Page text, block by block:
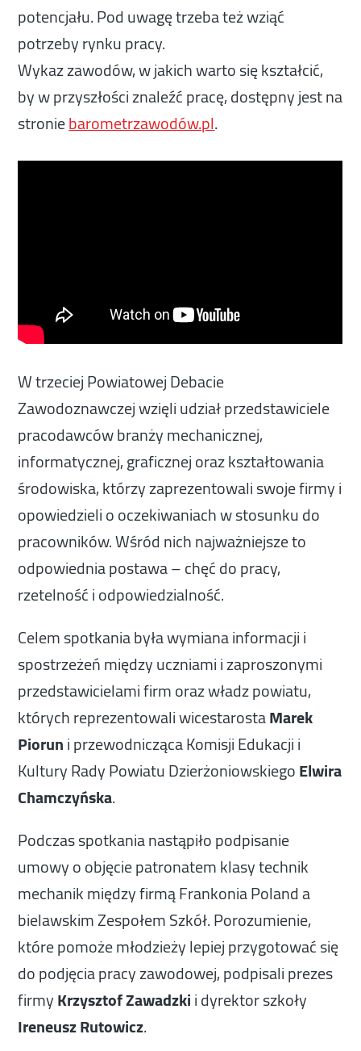
potencjału. Pod uwagę trzeba też wziąć
potrzeby rynku pracy.
Wykaz zawodów, w jakich warto się kształcić,
by w przyszłości znaleźć pracę, dostępny jest na
stroniebarometrzawodów.pl.
W trzeciej Powiatowej Debacie
Zawodoznawczej wzięli udział przedstawiciele
pracodawców branży mechanicznej,
informatycznej, graficznej oraz kształtowania
środowiska, którzy zaprezentowali swoje firmy i
opowiedzieli o oczekiwaniach w stosunku do
pracowników. Wśród nich najważniejsze to
odpowiednia postawa – chęć do pracy,
rzetelność i odpowiedzialność.
Celem spotkania była wymiana informacji i
spostrzeżeń między uczniami i zaproszonymi
przedstawicielami firm oraz władz powiatu,
których reprezentowali wicestarostaMarek
Pioruni przewodnicząca Komisji Edukacji i
Kultury Rady Powiatu DzierżoniowskiegoElwira
Chamczyńska.
Podczas spotkania nastąpiło podpisanie
umowy o objęcie patronatem klasy technik
mechanik między firmą Frankonia Poland a
bielawskim Zespołem Szkół. Porozumienie,
które pomoże młodzieży lepiej przygotować się
do podjęcia pracy zawodowej, podpisali prezes
firmyKrzysztof Zawadzkii dyrektor szkoły
Ireneusz Rutowicz.